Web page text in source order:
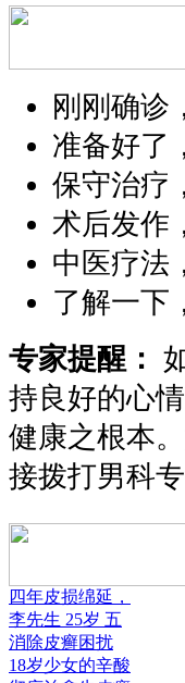
刚刚确诊
准备好了
保守治疗
术后发作
中医疗法
了解一下
专家提醒：
持良好的心
健康之根本
接拨打男科
四年皮损绵延，
李先生 25岁 五
消除皮癣困扰
18岁少女的辛酸